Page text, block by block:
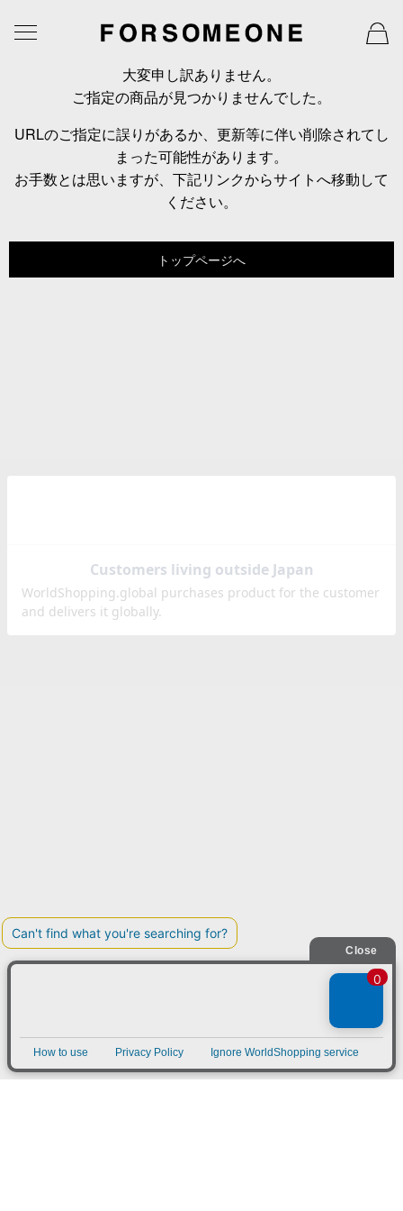
大変申し訳ありません。
ご指定の商品が見つかりませんでした。
URLのご指定に誤りがあるか、更新等に伴い削除されてし
まった可能性があります。
お手数とは思いますが、下記リンクからサイトへ移動して
ください。
トップページへ